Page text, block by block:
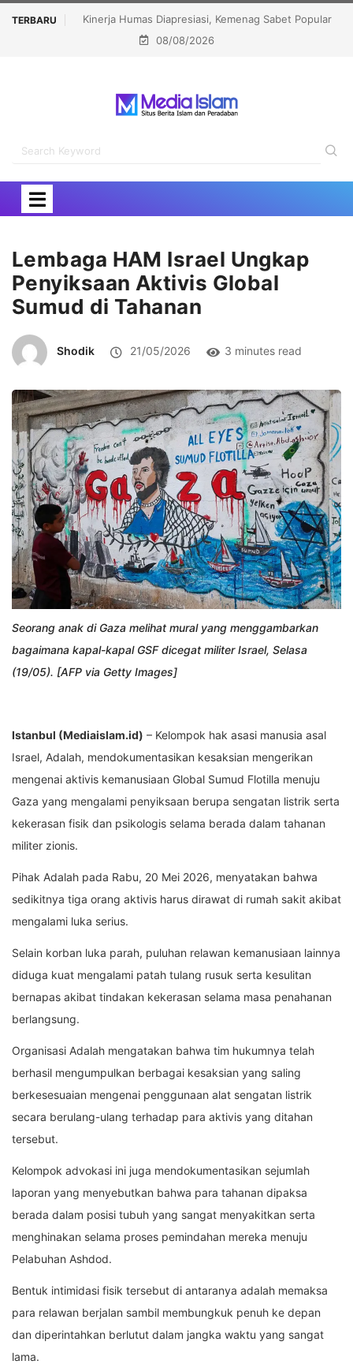
TERBARU
Popular
Menhaj: IKLHI 2026 Bukti Layanan Haji Kian Berkualitas
08/08/2026
Lembaga HAM Israel Ungkap
Penyiksaan Aktivis Global
Sumud di Tahanan
Shodik 21/05/2026 3 minutes read
Seorang anak di Gaza melihat mural yang menggambarkan
bagaimana kapal-kapal GSF dicegat militer Israel, Selasa
(19/05). [AFP via Getty Images]
Istanbul (Mediaislam.id) – Kelompok hak asasi manusia asal
Israel, Adalah, mendokumentasikan kesaksian mengerikan
mengenai aktivis kemanusiaan Global Sumud Flotilla menuju
Gaza yang mengalami penyiksaan berupa sengatan listrik serta
kekerasan fisik dan psikologis selama berada dalam tahanan
militer zionis.
Pihak Adalah pada Rabu, 20 Mei 2026, menyatakan bahwa
sedikitnya tiga orang aktivis harus dirawat di rumah sakit akibat
mengalami luka serius.
Selain korban luka parah, puluhan relawan kemanusiaan lainnya
diduga kuat mengalami patah tulang rusuk serta kesulitan
bernapas akibat tindakan kekerasan selama masa penahanan
berlangsung.
Organisasi Adalah mengatakan bahwa tim hukumnya telah
berhasil mengumpulkan berbagai kesaksian yang saling
berkesesuaian mengenai penggunaan alat sengatan listrik
secara berulang-ulang terhadap para aktivis yang ditahan
tersebut.
Kelompok advokasi ini juga mendokumentasikan sejumlah
laporan yang menyebutkan bahwa para tahanan dipaksa
berada dalam posisi tubuh yang sangat menyakitkan serta
menghinakan selama proses pemindahan mereka menuju
Pelabuhan Ashdod.
Bentuk intimidasi fisik tersebut di antaranya adalah memaksa
para relawan berjalan sambil membungkuk penuh ke depan
dan diperintahkan berlutut dalam jangka waktu yang sangat
lama.